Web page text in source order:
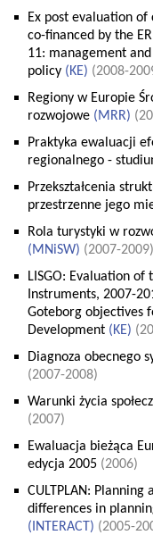
Ex post evaluation
co-financed by the
11: management
policy (KE) (2008-
Regiony w Europie
rozwojowe (MRR)
Praktyka ewaluacji
regionalnego -
Przekształcenia
przestrzenne jego
Rola turystyki w
(MNiSW) (2007-2009)
LISGO: Evaluation
Instruments, 2007-
Goteborg objectives
Development (KE)
Diagnoza obecnego
(2007-2008)
Warunki życia
(2007)
Ewaluacja bieżąca
edycja 2005 (2006)
CULTPLAN:
differences in
( INTERACT ) (2005-